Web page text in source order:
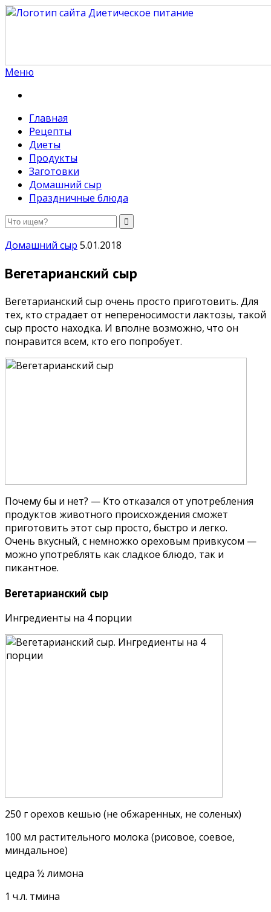
Меню
Главная
Рецепты
Диеты
Продукты
Заготовки
Домашний сыр
Праздничные блюда
Домашний сыр 5.01.2018
Вегетарианский сыр
Вегетарианский сыр очень просто приготовить. Для
тех, кто страдает от непереносимости лактозы, такой
сыр просто находка. И вполне возможно, что он
понравится всем, кто его попробует.
Почему бы и нет? — Кто отказался от употребления
продуктов животного происхождения сможет
приготовить этот сыр просто, быстро и легко.
Очень вкусный, с немножко ореховым привкусом —
можно употреблять как сладкое блюдо, так и
пикантное.
Вегетарианский сыр
Ингредиенты на 4 порции
250 г орехов кешью (не обжаренных, не соленых)
100 мл растительного молока (рисовое, соевое,
миндальное)
цедра ½ лимона
1 ч.л. тмина